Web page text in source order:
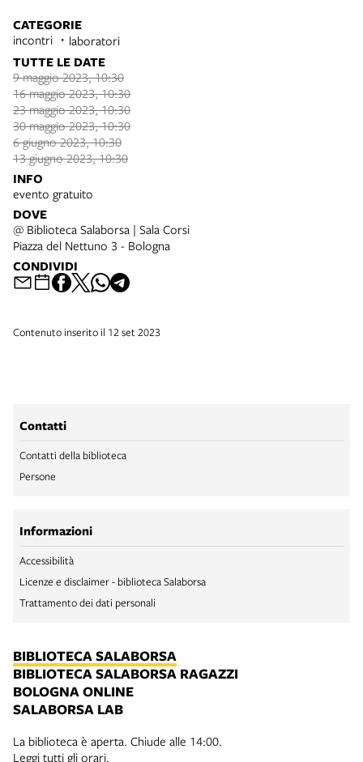
CATEGORIE
incontri laboratori
TUTTE LE DATE
9 maggio 2023, 10:30
16 maggio 2023, 10:30
23 maggio 2023, 10:30
30 maggio 2023, 10:30
6 giugno 2023, 10:30
13 giugno 2023, 10:30
INFO
evento gratuito
DOVE
@ Biblioteca Salaborsa | Sala Corsi
Piazza del Nettuno 3 - Bologna
CONDIVIDI
Contenuto inserito il 12 set 2023
Contatti
Contatti della biblioteca
Persone
Informazioni
Accessibilità
Licenze e disclaimer - biblioteca Salaborsa
Trattamento dei dati personali
BIBLIOTECA SALABORSA
BIBLIOTECA SALABORSA RAGAZZI
BOLOGNA ONLINE
SALABORSA LAB
La biblioteca è aperta. Chiude alle 14:00.
Leggi tutti gli orari.